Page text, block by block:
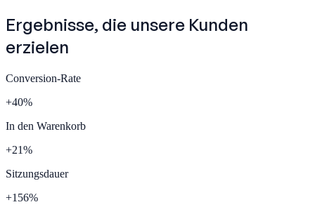
Ergebnisse, die unsere Kunden
erzielen
Conversion-Rate
+40%
In den Warenkorb
+21%
Sitzungsdauer
+156%